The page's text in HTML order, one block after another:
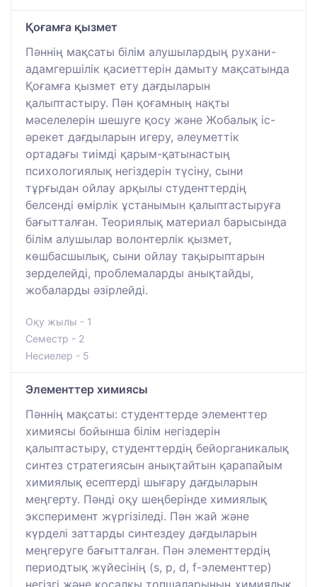
Қоғамға қызмет
Пәннің мақсаты білім алушылардың рухани-
адамгершілік қасиеттерін дамыту мақсатында
Қоғамға қызмет ету дағдыларын
қалыптастыру. Пән қоғамның нақты
мәселелерін шешуге қосу және Жобалық іс-
әрекет дағдыларын игеру, әлеуметтік
ортадағы тиімді қарым-қатынастың
психологиялық негіздерін түсіну, сыни
тұрғыдан ойлау арқылы студенттердің
белсенді өмірлік ұстанымын қалыптастыруға
бағытталған. Теориялық материал барысында
білім алушылар волонтерлік қызмет,
көшбасшылық, сыни ойлау тақырыптарын
зерделейді, проблемаларды анықтайды,
жобаларды әзірлейді.
Оқу жылы - 1
Семестр - 2
Несиелер - 5
Элементтер химиясы
Пәннің мақсаты: студенттерде элементтер
химиясы бойынша білім негіздерін
қалыптастыру, студенттердің бейорганикалық
синтез стратегиясын анықтайтын қарапайым
химиялық есептерді шығару дағдыларын
меңгерту. Пәнді оқу шеңберінде химиялық
эксперимент жүргізіледі. Пән жай және
күрделі заттарды синтездеу дағдыларын
меңгеруге бағытталған. Пән элементтердің
периодтық жүйесінің (s, p, d, f-элементтер)
негізгі және қосалқы топшаларының химиялық